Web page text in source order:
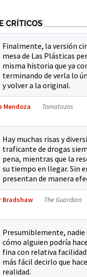
CRÍTICOS
Finalmente, la versión
mesa de Las Plásticas
misma historia que ya
terminando de verla lo
y volver a la original.
Mendoza Tomatazos
Hay muchas risas y
traficante de drogas
pena, mientras que la
su tiempo en llegar. Sin
presentan de manera
Bradshaw The Guardian
Presumiblemente,
cómo alguien podría
fina con relativa
más fácil decirlo que
realidad.